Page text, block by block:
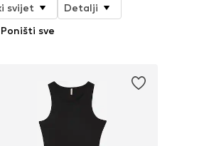
svijet
Detalji
Poništi sve